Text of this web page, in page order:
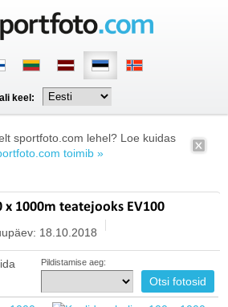
keel:
sportfoto.com lehel? Loe kuidas
toimib »
1000m teatejooks EV100
18.10.2018
Pildistamise aeg: